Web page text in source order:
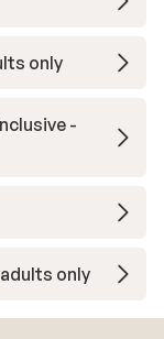
only
-
only